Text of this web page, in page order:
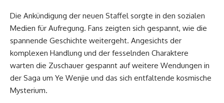
Die Ankündigung der neuen Staffel sorgte in den sozialen
Medien für Aufregung. Fans zeigten sich gespannt, wie die
spannende Geschichte weitergeht. Angesichts der
komplexen Handlung und der fesselnden Charaktere
warten die Zuschauer gespannt auf weitere Wendungen in
der Saga um Ye Wenjie und das sich entfaltende kosmische
Mysterium.